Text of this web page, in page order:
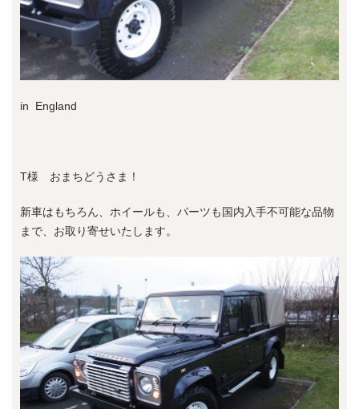
in England
T様 おまちどうさま！
新車はもちろん、ホイールも、パーツも国内入手不可能な品物
まで、お取り寄せいたします。